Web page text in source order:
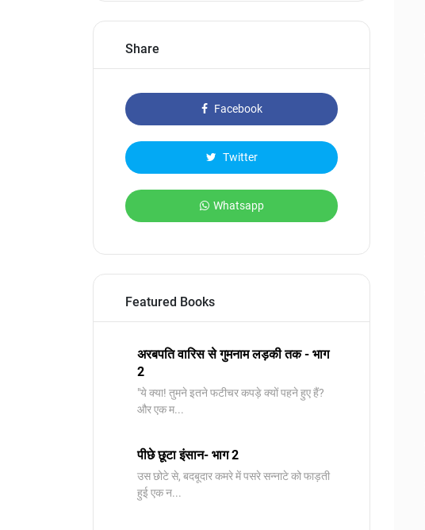
Share
Facebook
Twitter
Whatsapp
Featured Books
अरबपति वारिस से गुमनाम लड़की तक - भाग
2
"ये क्या! तुमने इतने फटीचर कपड़े क्यों पहने हुए हैं?
और एक म...
पीछे छूटा इंसान- भाग 2
उस छोटे से, बदबूदार कमरे में पसरे सन्नाटे को फाड़ती
हुई एक न...